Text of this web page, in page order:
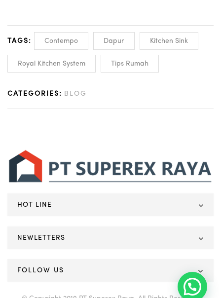
TAGS: Contempo Dapur Kitchen Sink
Royal Kitchen System Tips Rumah
CATEGORIES: BLOG
HOT LINE
NEWLETTERS
FOLLOW US